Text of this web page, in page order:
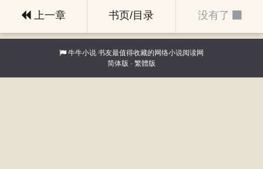
上一章 书页/目录 没有了
牛牛小说 书友最值得收藏的网络小说阅读网
简体版 · 繁體版